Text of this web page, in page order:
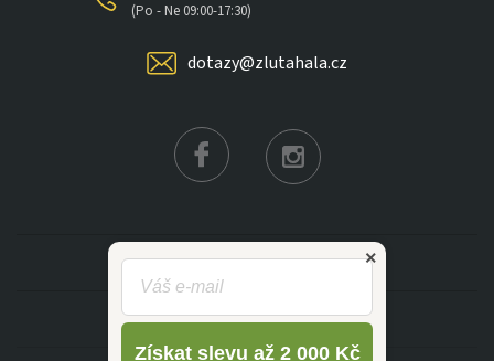
(Po - Ne 09:00-17:30)
dotazy@zlutahala.cz
KATEGORIE
INFORMACE
Získat slevu až 2 000 Kč